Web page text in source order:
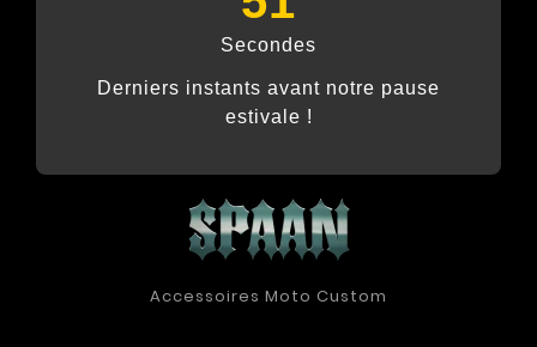
Secondes
Derniers instants avant notre pause
estivale !
Accessoires Moto Custom